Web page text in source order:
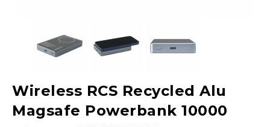
Wireless RCS Recycled Alu
Magsafe Powerbank 10000